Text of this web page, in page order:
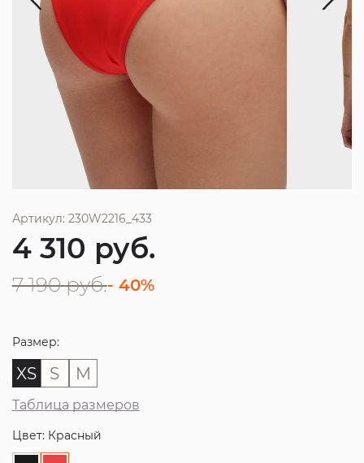
Артикул: 230W2216_433
4 310 руб.
7 190 руб.- 40%
Размер:
XS S M
Таблица размеров
Цвет: Красный